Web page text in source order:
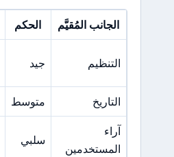
الجانب المُقيَّم الحكم
التنظيم جيد
التاريخ
متوسط
آراء
المستخدمين
سلبي